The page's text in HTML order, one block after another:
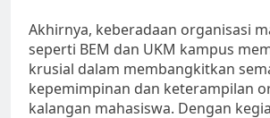
Akhirnya, keberadaan organisasi
seperti BEM dan UKM kampus
krusial dalam membangkitkan
kepemimpinan dan keterampilan
kalangan mahasiswa. Dengan